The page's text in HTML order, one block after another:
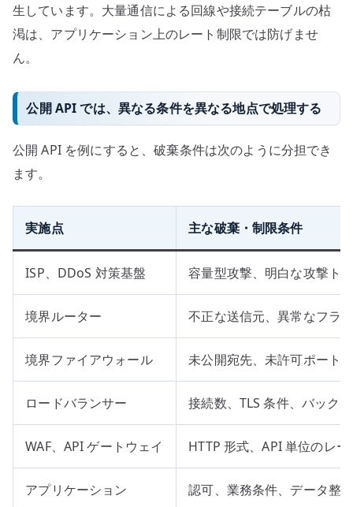
生しています。大量通信による回線や接続テーブルの枯
渇は、アプリケーション上のレート制限では防げませ
ん。
公開 API では、異なる条件を異なる地点で処理する
公開 API を例にすると、破棄条件は次のように分担でき
ます。
実施点 主な破棄・制限条件
ISP、DDoS 対策基盤 容量型攻撃、明白な攻撃ト
境界ルーター 不正な送信元、異常なフラ
境界ファイアウォール 未公開宛先、未許可ポート
ロードバランサー 接続数、TLS 条件、バック
WAF、API ゲートウェイ HTTP 形式、API 単位のレ
アプリケーション 認可、業務条件、データ整